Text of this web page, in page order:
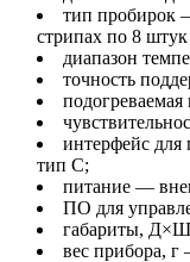
тип пробирок
стрипах по 8
диапазон
точность
интерфейс
тип С;
питание —
ПО для
габариты,
вес прибора,